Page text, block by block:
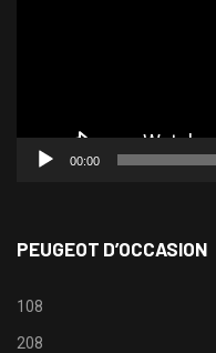
00:00
PEUGEOT D’OCCASION
108
208